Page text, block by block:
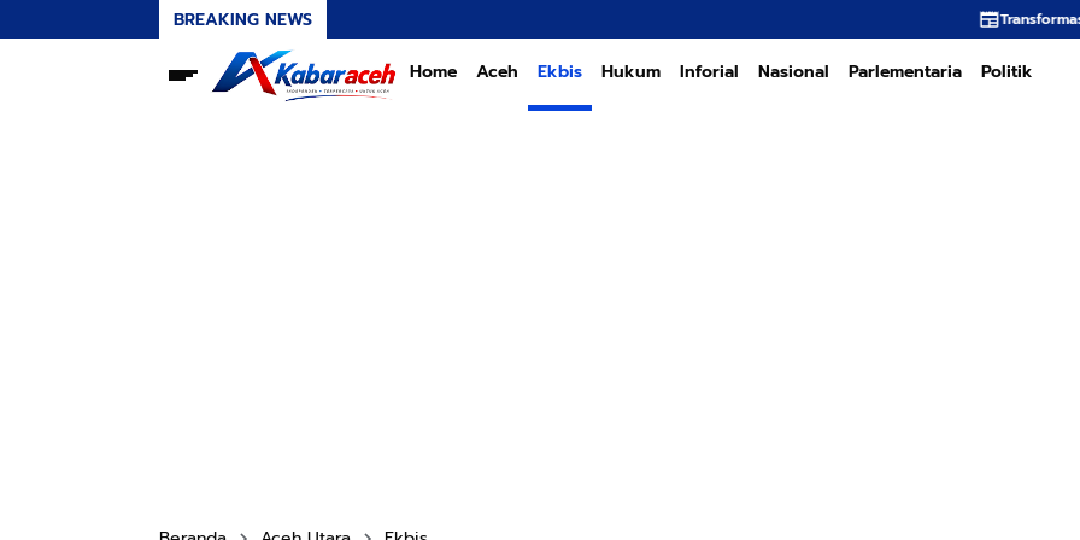
BREAKING NEWS Transformasi PT PEMA
Home Aceh Ekbis Hukum Inforial Nasional Parlementaria Politik